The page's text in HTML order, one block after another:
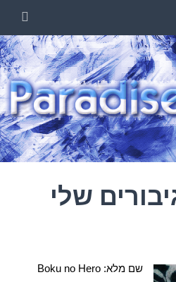
אנימה לעברית
שלי
שם מלא: Boku no Hero